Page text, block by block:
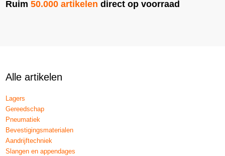
Ruim50.000 artikelen direct op voorraad
Alle artikelen
Lagers
Gereedschap
Pneumatiek
Bevestigingsmaterialen
Aandrijftechniek
Slangen en appendages